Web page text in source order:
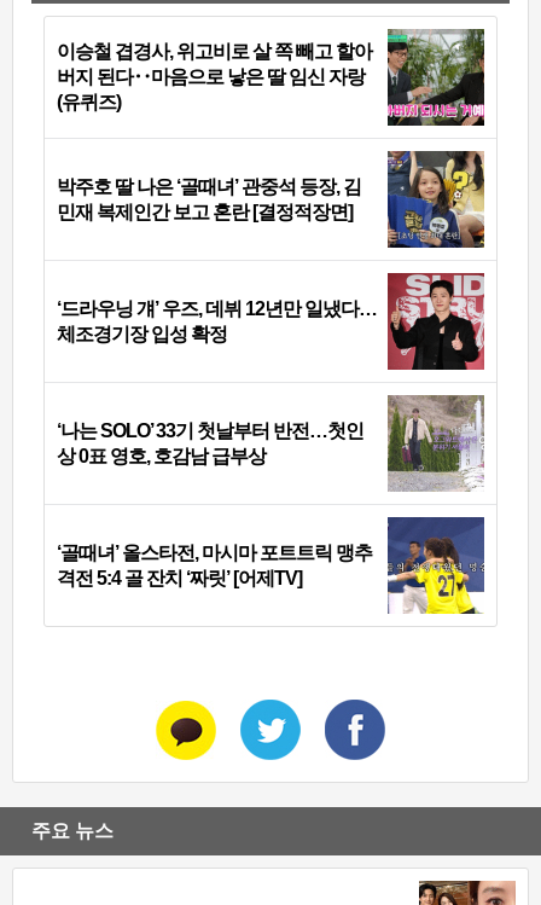
이승철 겹경사, 위고비로 살 쪽 빼고 할아
버지 된다‥마음으로 낳은 딸 임신 자랑
(유퀴즈)
박주호 딸 나은 ‘골때녀’ 관중석 등장, 김
민재 복제인간 보고 혼란 [결정적장면]
‘드라우닝 걔’ 우즈, 데뷔 12년만 일냈다…
체조경기장 입성 확정
‘나는 SOLO’ 33기 첫날부터 반전…첫인
상 0표 영호, 호감남 급부상
‘골때녀’ 올스타전, 마시마 포트트릭 맹추
격전 5:4 골 잔치 ‘짜릿’ [어제TV]
주요 뉴스